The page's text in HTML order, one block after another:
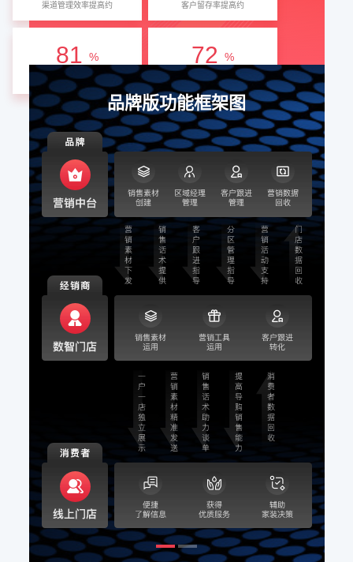
渠道管理效率提高约 客户留存率提高约
81 %
客户转化率提高约
72 %
转化周期缩短
品牌版功能框架图